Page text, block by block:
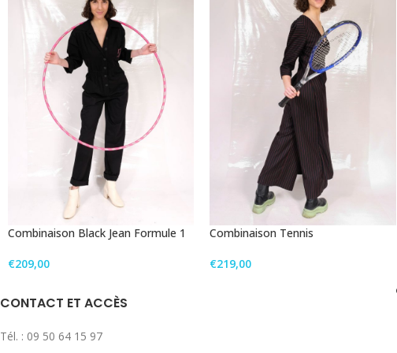
Combinaison Black Jean Formule 1
€209,00
Combinaison Tennis
€219,00
CONTACT ET ACCÈS
Tél. : 09 50 64 15 97